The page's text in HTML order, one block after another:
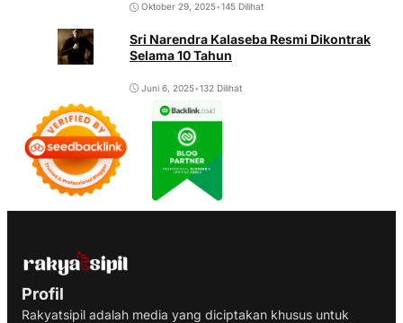
Oktober 29, 2025•145 Dilihat
Sri Narendra Kalaseba Resmi Dikontrak
Selama 10 Tahun
Juni 6, 2025•132 Dilihat
Profil
Rakyatsipil adalah media yang diciptakan khusus untuk